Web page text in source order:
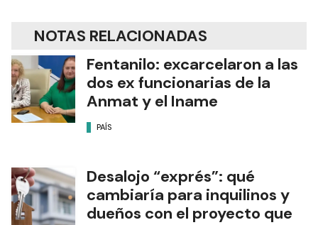
NOTAS RELACIONADAS
Fentanilo: excarcelaron a las
dos ex funcionarias de la
Anmat y el Iname
PAÍS
Desalojo “exprés”: qué
cambiaría para inquilinos y
dueños con el proyecto que